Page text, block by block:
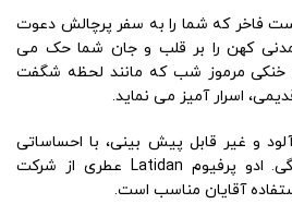
است فاخر که شما را به سفر پرچالش دعوت
کهن را بر قلب و جان شما حک می
خنکی مرموز شب که مانند لحظه شگفت
اسرار آمیز می نماید.
و غیر قابل پیش بینی، با احساساتی
متمایز و سرشار از سرزندگی. ادو پرفیوم Latidan عطری از شرکت
آقایان مناسب است.